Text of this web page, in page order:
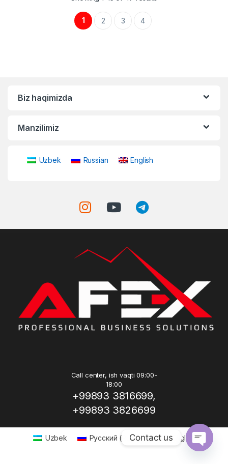
1 2 3 4
Biz haqimizda
Manzilimiz
Uzbek Russian English
Call center, ish vaqti 09:00-
18:00
+99893 3816699,
+99893 3826699
Uzbek Русский ( Russian) English
Contact us